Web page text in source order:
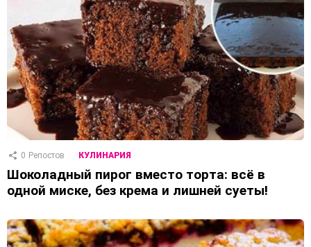
0 Репостов КУЛИНАРИЯ
Шоколадный пирог вместо торта: всё в
одной миске, без крема и лишней суеты!